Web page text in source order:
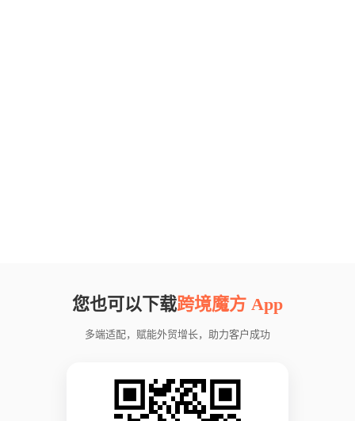
您也可以下载跨境魔方 App
多端适配，赋能外贸增长，助力客户成功